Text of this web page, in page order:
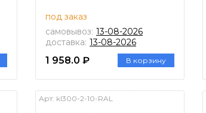
под заказ
самовывоз: 13-08-2026
доставка: 13-08-2026
1 958.0 ₽ В корзину
Арт: kl300-2-10-RAL